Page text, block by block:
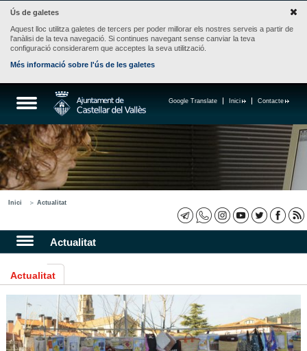
Ús de galetes
Aquest lloc utilitza galetes de tercers per poder millorar els nostres serveis a partir de
l'anàlisi de la teva navegació. Si continues navegant sense canviar la teva
configuració considerarem que acceptes la seva utilització.
Més informació sobre l'ús de les galetes
Contacte
Inici
Google Translate
Inici Actualitat
Actualitat
Actualitat